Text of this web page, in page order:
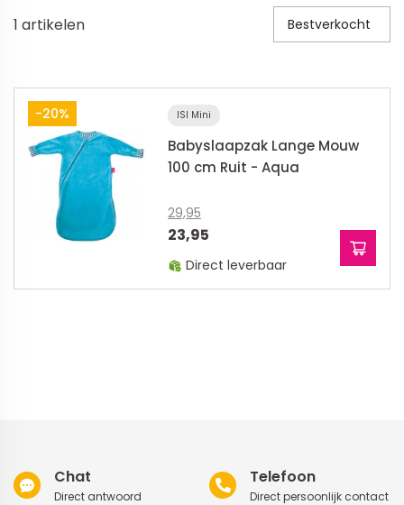
Veiligheid in en om huis
Veiligheid buiten de deur
Meer
Kinderstoelen
Kinderstoelen
Kindermeubels
1 artikelen Bestverkocht
-20% ISI Mini
Babyslaapzak Lange Mouw
100 cm Ruit - Aqua
29,95
23,95
Direct leverbaar
Chat
Direct antwoord
Telefoon
Direct persoonlijk contact